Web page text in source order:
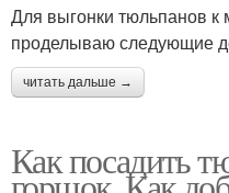
Для выгонки тюльпанов к
проделываю следующие
читать дальше →
Как посадить